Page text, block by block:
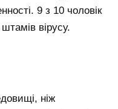
9 з 10 чоловік
вірусу.
ніж